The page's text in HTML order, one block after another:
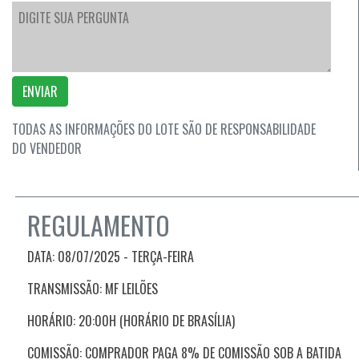
ENVIAR
TODAS AS INFORMAÇÕES DO LOTE SÃO DE RESPONSABILIDADE
DO VENDEDOR
REGULAMENTO
DATA: 08/07/2025 - TERÇA-FEIRA
TRANSMISSÃO: MF LEILÕES
HORÁRIO: 20:00H (HORÁRIO DE BRASÍLIA)
COMISSÃO: COMPRADOR PAGA 8% DE COMISSÃO SOB A BATIDA